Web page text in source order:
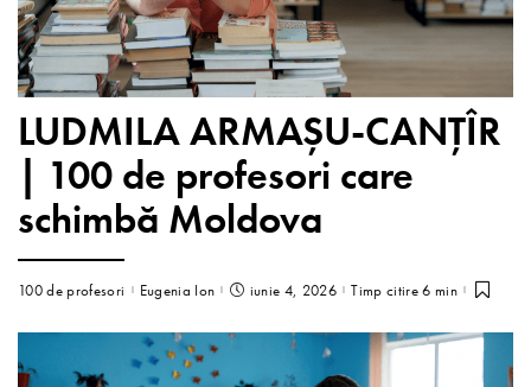
LUDMILA ARMAȘU-CANȚÎR
| 100 de profesori care
schimbă Moldova
100 de profesori Eugenia Ion iunie 4, 2026 Timp citire 6 min